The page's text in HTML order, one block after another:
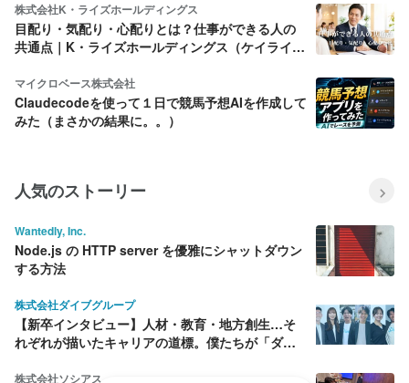
株式会社K・ライズホールディングス
目配り・気配り・心配りとは？仕事ができる人の
共通点｜K・ライズホールディングス（ケイライ
マイクロベース株式会社
Claudecodeを使って１日で競馬予想AIを作成して
みた（まさかの結果に。。）
人気のストーリー
Wantedly, Inc.
Node.js の HTTP server を優雅にシャットダウン
する方法
株式会社ダイブグループ
【新卒インタビュー】人材・教育・地方創生…そ
れぞれが描いたキャリアの道標。僕たちが「ダイ
株式会社ソシアス